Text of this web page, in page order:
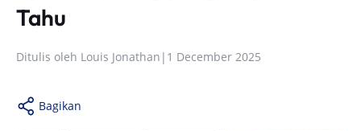
Tahu
Ditulis oleh Louis Jonathan | 1 December 2025
Bagikan